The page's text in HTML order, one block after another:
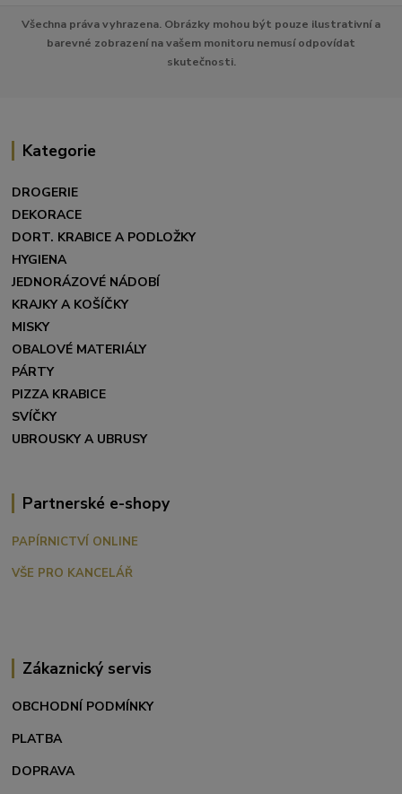
Všechna práva vyhrazena. Obrázky mohou být pouze ilustrativní a
barevné zobrazení na vašem monitoru nemusí odpovídat
skutečnosti.
Kategorie
DROGERIE
DEKORACE
DORT. KRABICE A PODLOŽKY
HYGIENA
JEDNORÁZOVÉ NÁDOBÍ
KRAJKY A KOŠÍČKY
MISKY
OBALOVÉ MATERIÁLY
PÁRTY
PIZZA KRABICE
SVÍČKY
UBROUSKY A UBRUSY
Partnerské e-shopy
PAPÍRNICTVÍ ONLINE
VŠE PRO KANCELÁŘ
Zákaznický servis
OBCHODNÍ PODMÍNKY
PLATBA
DOPRAVA